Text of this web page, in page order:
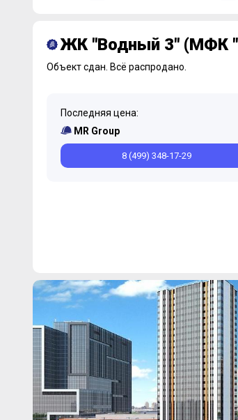
ЖК "Водный 3" (МФК
Объект сдан. Всё распродано.
Последняя цена:
MR Group
8 (499) 348-17-29